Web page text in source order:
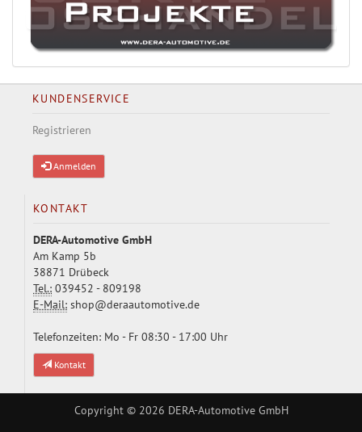
KUNDENSERVICE
Registrieren
Anmelden
KONTAKT
DERA-Automotive GmbH
Am Kamp 5b
38871 Drübeck
Tel.: 039452 - 809198
E-Mail: shop@deraautomotive.de
Telefonzeiten: Mo - Fr 08:30 - 17:00 Uhr
Kontakt
Copyright © 2026 DERA-Automotive GmbH